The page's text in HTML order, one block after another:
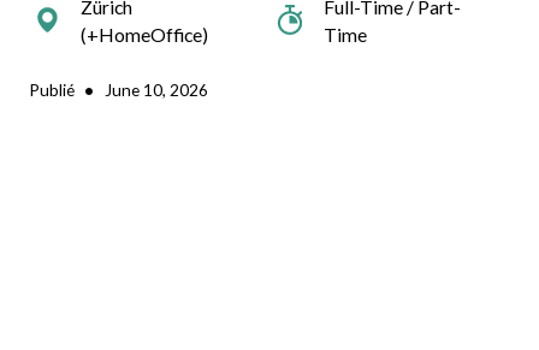
Zürich
(+HomeOffice)
Full-Time / Part-
Time
Publié • June 10, 2026